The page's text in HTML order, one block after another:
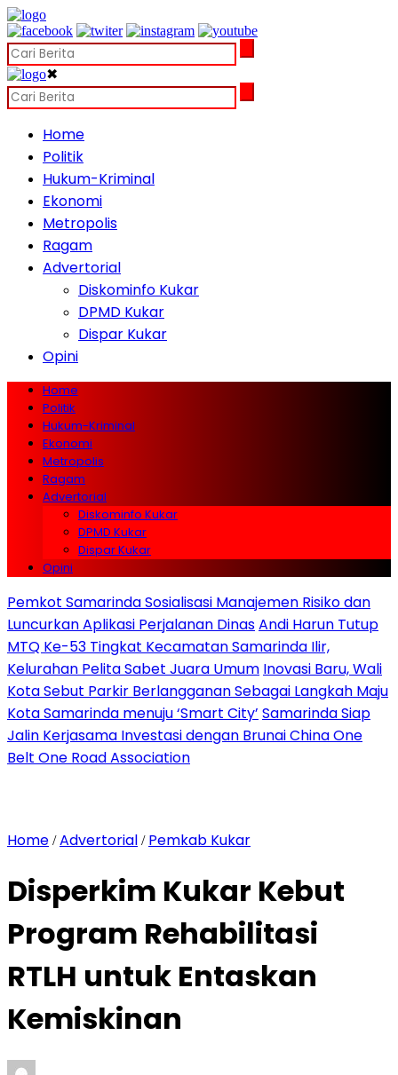
✖
Home
Politik
Hukum-Kriminal
Ekonomi
Metropolis
Ragam
Advertorial
Diskominfo Kukar
DPMD Kukar
Dispar Kukar
Opini
Home
Politik
Hukum-Kriminal
Ekonomi
Metropolis
Ragam
Advertorial
Diskominfo Kukar
DPMD Kukar
Dispar Kukar
Opini
Pemkot Samarinda Sosialisasi Manajemen Risiko dan
Luncurkan Aplikasi Perjalanan DinasAndi Harun Tutup
MTQ Ke-53 Tingkat Kecamatan Samarinda Ilir,
Kelurahan Pelita Sabet Juara Umum Inovasi Baru, Wali
Kota Sebut Parkir Berlangganan Sebagai Langkah Maju
Kota Samarinda menuju ‘Smart City’ Samarinda Siap
Jalin Kerjasama Investasi dengan Brunai China One
Belt One Road Association
Home /Advertorial / Pemkab Kukar
Disperkim Kukar Kebut
Program Rehabilitasi
RTLH untuk Entaskan
Kemiskinan